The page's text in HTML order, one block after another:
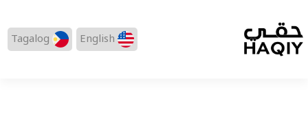
English
Tagalog